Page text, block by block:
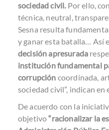
sociedad civil.Por ello,
técnica, neutral,
Sesna resulta
y ganar esta batalla… Así
decisión apresurada
institución fundamental
corrupción coordinada,
sociedad civil”, indican en
De acuerdo con la
objetivo“racionalizar la